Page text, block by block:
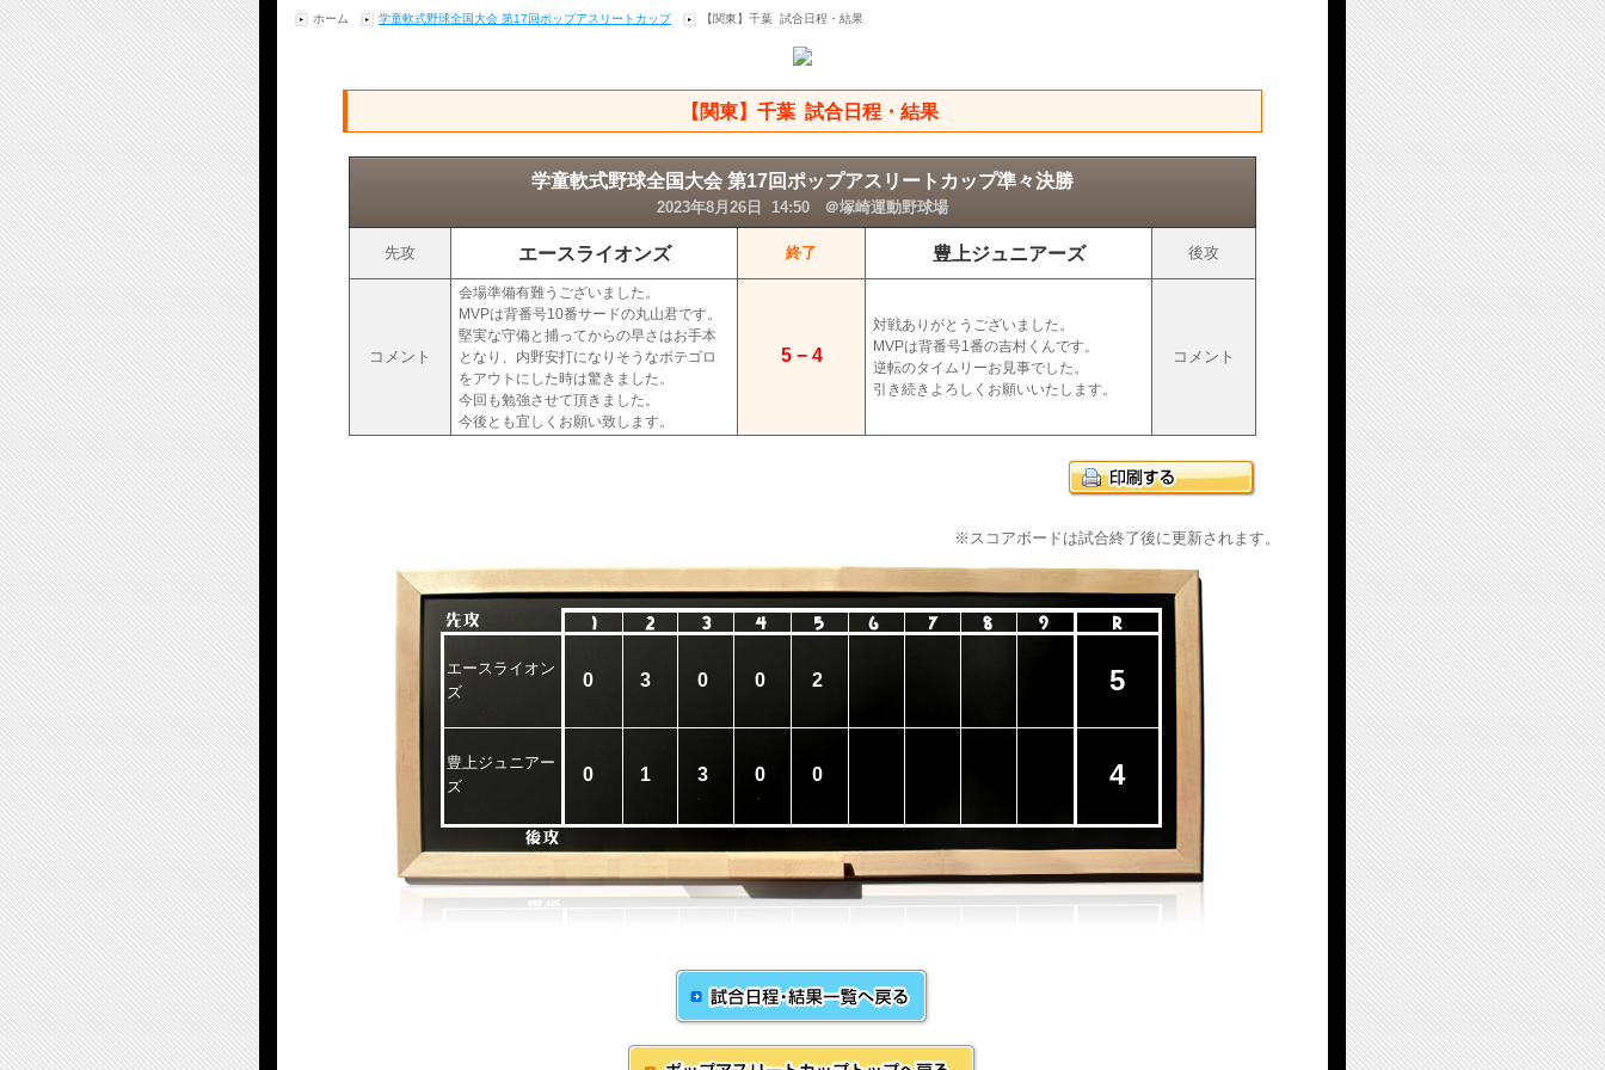
ホーム 学童軟式野球全国大会 第17回ポップアスリートカップ 【関東】千葉 試合日程・結果
【関東】千葉 試合日程・結果
学童軟式野球全国大会 第17回ポップアスリートカップ準々決勝
2023年8月26日 14:50 ＠塚崎運動野球場
先攻 エースライオンズ 終了 豊上ジュニアーズ 後攻
コメント
会場準備有難うございました。
MVPは背番号10番サードの丸山君です。
堅実な守備と捕ってからの早さはお手本
となり、内野安打になりそうなボテゴロ
をアウトにした時は驚きました。
今回も勉強させて頂きました。
今後とも宜しくお願い致します。
5 − 4
対戦ありがとうございました。
MVPは背番号1番の吉村くんです。
逆転のタイムリーお見事でした。
引き続きよろしくお願いいたします。
コメント
※スコアボードは試合終了後に更新されます。
エースライオン
ズ
0 3 0 0 2 5
豊上ジュニアー
ズ
0 1 3 0 0 4